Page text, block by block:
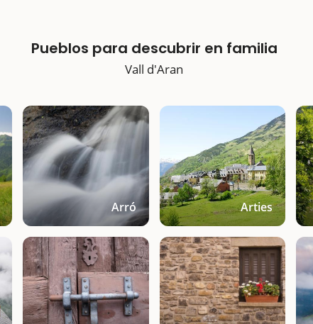
Pueblos para descubrir en familia
Vall d'Aran
Arró Arties